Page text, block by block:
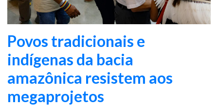
Povos tradicionais e
indígenas da bacia
amazônica resistem aos
megaprojetos